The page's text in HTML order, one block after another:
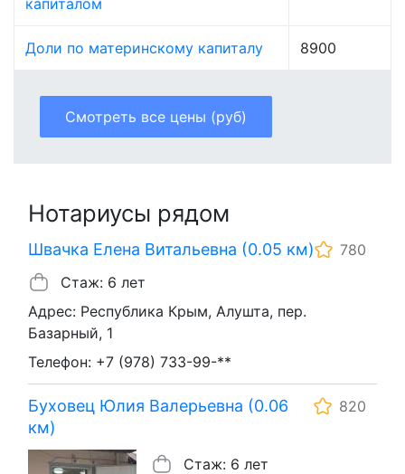
капиталом
Доли по материнскому капиталу 8900
Смотреть все цены (руб)
Нотариусы рядом
Швачка Елена Витальевна (0.05 км)
780
Стаж: 6 лет
Адрес: Республика Крым, Алушта, пер.
Базарный, 1
Телефон: +7 (978) 733-99-**
Буховец Юлия Валерьевна (0.06
км)
820
Стаж: 6 лет